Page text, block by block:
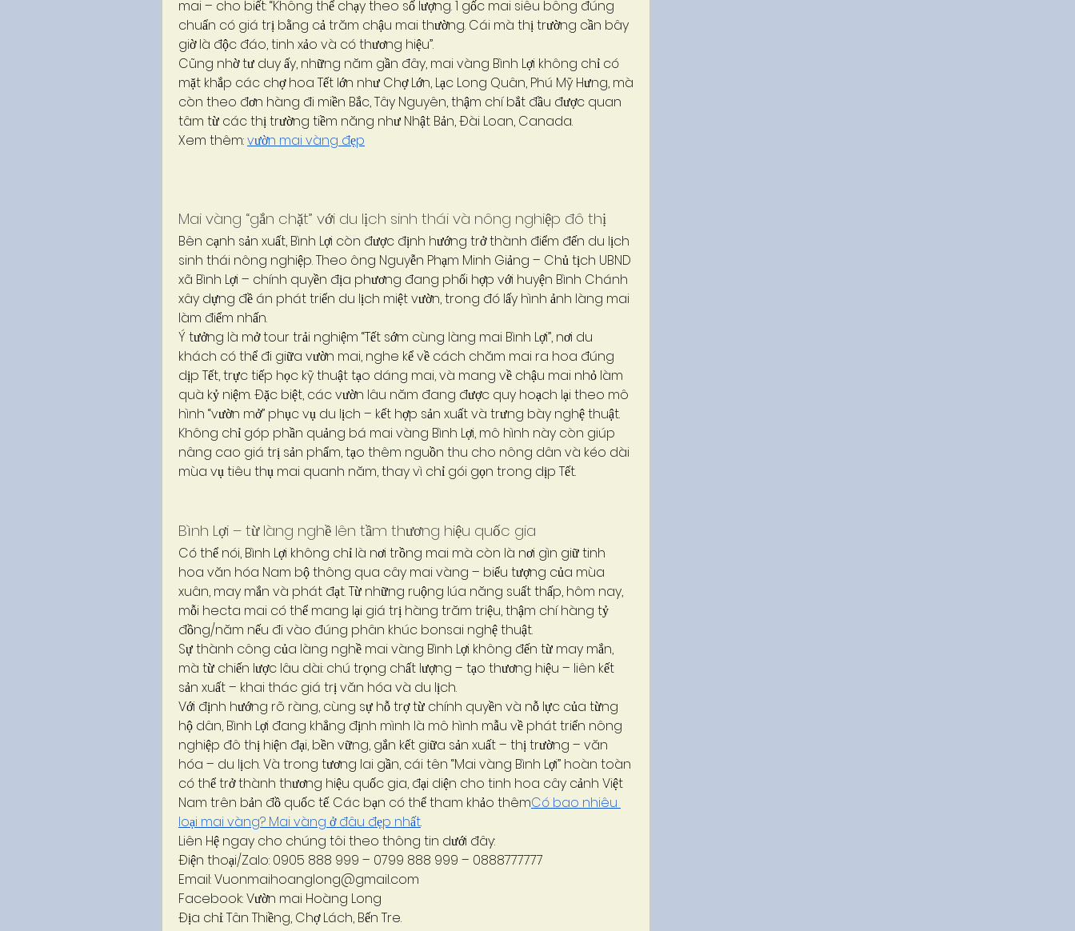
mai – cho biết: “Không thể chạy theo số lượng. 1 gốc mai siêu bông đúng
chuẩn có giá trị bằng cả trăm chậu mai thường. Cái mà thị trường cần bây
giờ là độc đáo, tinh xảo và có thương hiệu”.
Cũng nhờ tư duy ấy, những năm gần đây, mai vàng Bình Lợi không chỉ có
mặt khắp các chợ hoa Tết lớn như Chợ Lớn, Lạc Long Quân, Phú Mỹ Hưng, mà
còn theo đơn hàng đi miền Bắc, Tây Nguyên, thậm chí bắt đầu được quan
tâm từ các thị trường tiềm năng như Nhật Bản, Đài Loan, Canada.
Xem thêm: vườn mai vàng đẹp
Mai vàng “gắn chặt” với du lịch sinh thái và nông nghiệp đô thị
Bên cạnh sản xuất, Bình Lợi còn được định hướng trở thành điểm đến du lịch
sinh thái nông nghiệp. Theo ông Nguyễn Phạm Minh Giảng – Chủ tịch UBND
xã Bình Lợi – chính quyền địa phương đang phối hợp với huyện Bình Chánh
xây dựng đề án phát triển du lịch miệt vườn, trong đó lấy hình ảnh làng mai
làm điểm nhấn.
Ý tưởng là mở tour trải nghiệm “Tết sớm cùng làng mai Bình Lợi”, nơi du
khách có thể đi giữa vườn mai, nghe kể về cách chăm mai ra hoa đúng
dịp Tết, trực tiếp học kỹ thuật tạo dáng mai, và mang về chậu mai nhỏ làm
quà kỷ niệm. Đặc biệt, các vườn lâu năm đang được quy hoạch lại theo mô
hình “vườn mở” phục vụ du lịch – kết hợp sản xuất và trưng bày nghệ thuật.
Không chỉ góp phần quảng bá mai vàng Bình Lợi, mô hình này còn giúp
nâng cao giá trị sản phẩm, tạo thêm nguồn thu cho nông dân và kéo dài
mùa vụ tiêu thụ mai quanh năm, thay vì chỉ gói gọn trong dịp Tết.
Bình Lợi – từ làng nghề lên tầm thương hiệu quốc gia
Có thể nói, Bình Lợi không chỉ là nơi trồng mai mà còn là nơi gìn giữ tinh
hoa văn hóa Nam bộ thông qua cây mai vàng – biểu tượng của mùa
xuân, may mắn và phát đạt. Từ những ruộng lúa năng suất thấp, hôm nay,
mỗi hecta mai có thể mang lại giá trị hàng trăm triệu, thậm chí hàng tỷ
đồng/năm nếu đi vào đúng phân khúc bonsai nghệ thuật.
Sự thành công của làng nghề mai vàng Bình Lợi không đến từ may mắn,
mà từ chiến lược lâu dài: chú trọng chất lượng – tạo thương hiệu – liên kết
sản xuất – khai thác giá trị văn hóa và du lịch.
Với định hướng rõ ràng, cùng sự hỗ trợ từ chính quyền và nỗ lực của từng
hộ dân, Bình Lợi đang khẳng định mình là mô hình mẫu về phát triển nông
nghiệp đô thị hiện đại, bền vững, gắn kết giữa sản xuất – thị trường – văn
hóa – du lịch. Và trong tương lai gần, cái tên “Mai vàng Bình Lợi” hoàn toàn
có thể trở thành thương hiệu quốc gia, đại diện cho tinh hoa cây cảnh Việt
Nam trên bản đồ quốc tế. Các bạn có thể tham khảo thêmCó bao nhiêu
loại mai vàng? Mai vàng ở đâu đẹp nhất.
Liên Hệ ngay cho chúng tôi theo thông tin dưới đây:
Điện thoại/Zalo: 0905 888 999 – 0799 888 999 – 0888777777
Email: Vuonmaihoanglong@gmail.com
Facebook: Vườn mai Hoàng Long
Địa chỉ: Tân Thiềng, Chợ Lách, Bến Tre.